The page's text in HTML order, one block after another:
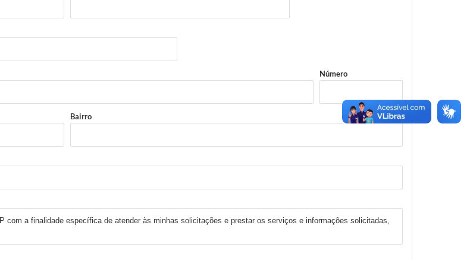
Número
Bairro
com a finalidade específica de atender às minhas solicitações e prestar os serviços e informações solicitadas,